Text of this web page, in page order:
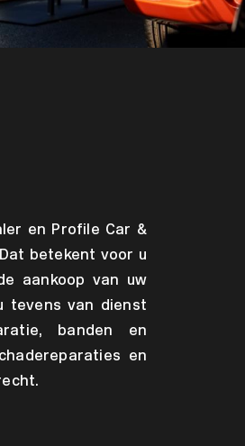
en Profile Car &
betekent voor u
aankoop van uw
tevens van dienst
banden en
en